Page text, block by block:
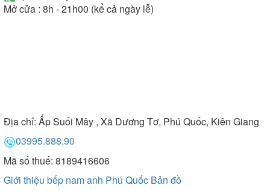
Mở cửa : 8h - 21h00 (kể cả ngày lễ)
Địa chỉ: Ấp Suối Mây , Xã Dương Tơ, Phú Quốc, Kiên Giang
03995.888.90
Mã số thuế: 8189416606
Giới thiệu bếp nam anh Phú Quốc Bản đồ